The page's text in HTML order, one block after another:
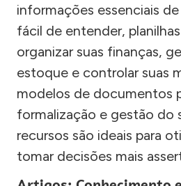
informações essenciais
fácil de entender,
organizar suas finanças,
estoque e controlar suas
modelos de documentos
formalização e gestão do
recursos são ideais para
tomar decisões mais